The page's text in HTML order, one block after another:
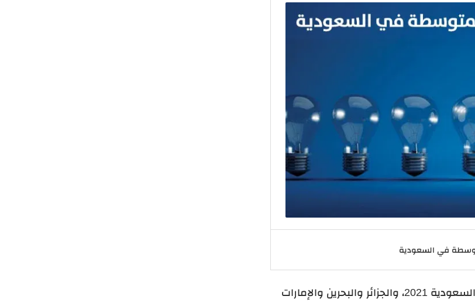
في السعودية
بسبب توفر الكثير من مشاريع متوسطة مربحة في السعودية 2021، والجزائر والبحرين والإمارات